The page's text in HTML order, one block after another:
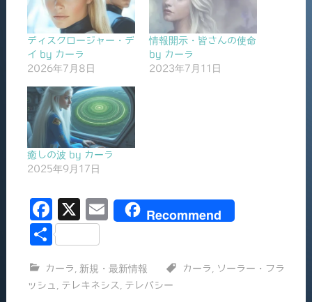
ディスクロージャー・デ
イ by カーラ
2026年7月8日
情報開示・皆さんの使命
by カーラ
2023年7月11日
癒しの波 by カーラ
2025年9月17日
F
a
e
X
E
l
Recommend
共
カーラ 新規・最新情報 カーラ
ソーラー・フラ
ッシュ
テレキネシス テレパシー